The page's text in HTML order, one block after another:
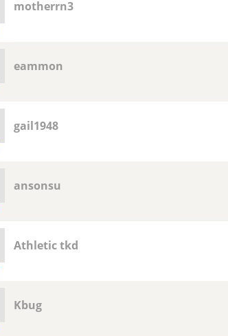
motherrn3
eammon
gail1948
ansonsu
Athletic tkd
Kbug